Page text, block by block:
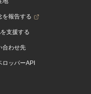
を報告する
支援する
合わせ先
ロッパーAPI